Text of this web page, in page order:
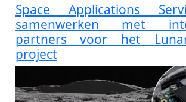
Space Applications
samenwerken met
partners voor het
project